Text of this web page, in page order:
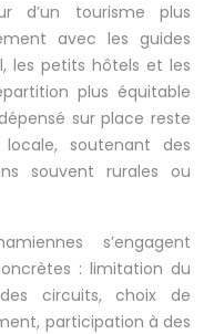
d’un tourisme plus
avec les guides
les petits hôtels et les
plus équitable
sur place reste
locale, soutenant des
souvent rurales ou
s’engagent
: limitation du
circuits, choix de
participation à des